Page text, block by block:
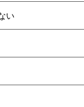
い